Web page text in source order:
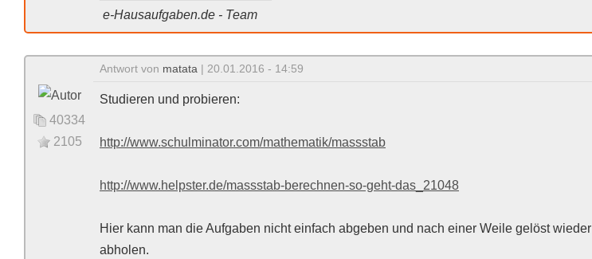
e-Hausaufgaben.de - Team
40334
2105
Antwort von matata | 20.01.2016 - 14:59
Studieren und probieren:
http://www.schulminator.com/mathematik/massstab
http://www.helpster.de/massstab-berechnen-so-geht-das_21048
Hier kann man die Aufgaben nicht einfach abgeben und nach einer Weile gelöst wieder
abholen.